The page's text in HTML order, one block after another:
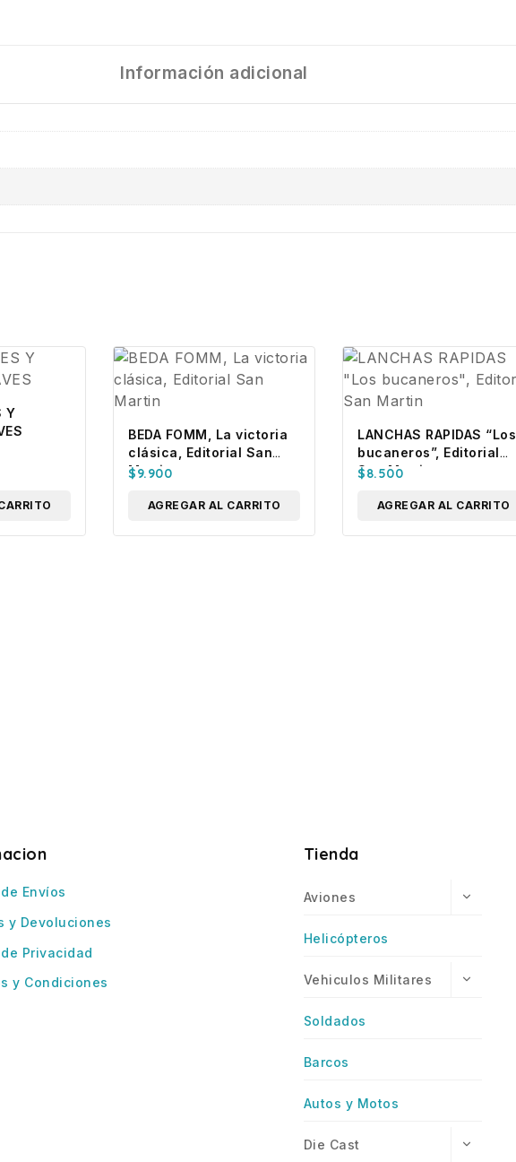
Información adicional
Y
BEDA FOMM, La victoria
clásica, Editorial San
Martin
$9.900
AGREGAR AL CARRITO
LANCHAS RAPIDAS “Los
bucaneros”, Editorial
San Martin
$8.500
AGREGAR AL CARRITO
Envíos
y Devoluciones
Privacidad
y Condiciones
Tienda
Aviones
Helicópteros
Vehiculos Militares
Soldados
Barcos
Autos y Motos
Die Cast